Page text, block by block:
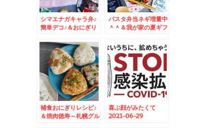
シマエナガキャラ弁♪
簡単デコ♪＆おにぎり
☆
パスタ弁当ネギ増量中
＾＾＆我が家の夏ギフ
補食おにぎりレシピ♪
＆焼肉徳寿～札幌グル
喜ぶ顔がみたくて
2021-06-29